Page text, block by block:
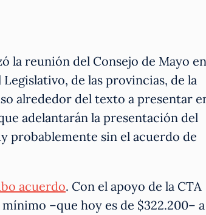
la reunión del Consejo de Mayo en
de las provincias, de la
alrededor del texto a presentar
adelantarán la presentación del
probablemente sin el acuerdo de
acuerdo. Con el apoyo de la CTA
–que hoy es de $322.200– a